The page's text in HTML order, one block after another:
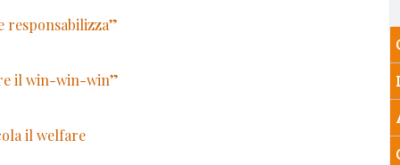
responsabilizza”
il win-win-win”
il welfare